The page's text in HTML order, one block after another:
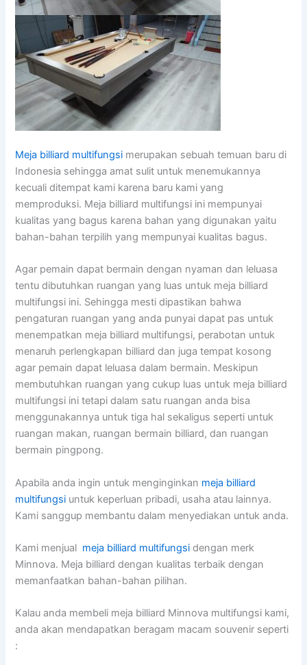
Meja billiard multifungsi merupakan sebuah temuan baru di
Indonesia sehingga amat sulit untuk menemukannya
kecuali ditempat kami karena baru kami yang
memproduksi. Meja billiard multifungsi ini mempunyai
kualitas yang bagus karena bahan yang digunakan yaitu
bahan-bahan terpilih yang mempunyai kualitas bagus.
Agar pemain dapat bermain dengan nyaman dan leluasa
tentu dibutuhkan ruangan yang luas untuk meja billiard
multifungsi ini. Sehingga mesti dipastikan bahwa
pengaturan ruangan yang anda punyai dapat pas untuk
menempatkan meja billiard multifungsi, perabotan untuk
menaruh perlengkapan billiard dan juga tempat kosong
agar pemain dapat leluasa dalam bermain. Meskipun
membutuhkan ruangan yang cukup luas untuk meja billiard
multifungsi ini tetapi dalam satu ruangan anda bisa
menggunakannya untuk tiga hal sekaligus seperti untuk
ruangan makan, ruangan bermain billiard, dan ruangan
bermain pingpong.
Apabila anda ingin untuk menginginkan meja billiard
multifungsi untuk keperluan pribadi, usaha atau lainnya.
Kami sanggup membantu dalam menyediakan untuk anda.
Kami menjual meja billiard multifungsi dengan merk
Minnova. Meja billiard dengan kualitas terbaik dengan
memanfaatkan bahan-bahan pilihan.
Kalau anda membeli meja billiard Minnova multifungsi kami,
anda akan mendapatkan beragam macam souvenir seperti
: